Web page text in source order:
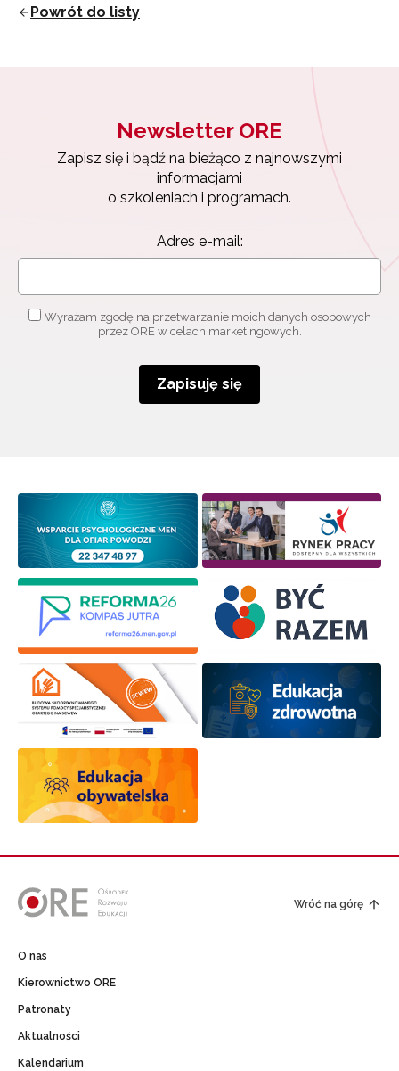
Powrót do listy
Newsletter ORE
Zapisz się i bądź na bieżąco z najnowszymi
informacjami
o szkoleniach i programach.
Adres e-mail:
Wyrażam zgodę na przetwarzanie moich danych osobowych
przez ORE w celach marketingowych.
Zapisuję się
Wróć na górę
O nas
Kierownictwo ORE
Patronaty
Aktualności
Kalendarium
Zapisz się i bądź na bieżąco z najnowszymi
o szkoleniach i programach.
Adres e-mail:
osobowych przez ORE w celach marketingowych.